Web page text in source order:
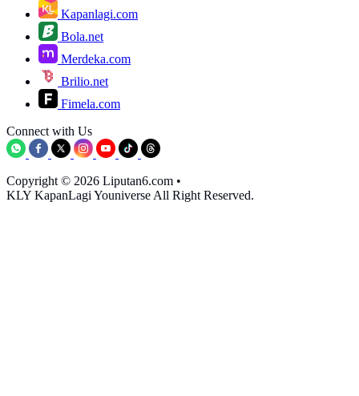
Kapanlagi.com
Bola.net
Merdeka.com
Brilio.net
Fimela.com
Connect with Us
Copyright © 2026 Liputan6.com •
KLY KapanLagi Youniverse All Right Reserved.